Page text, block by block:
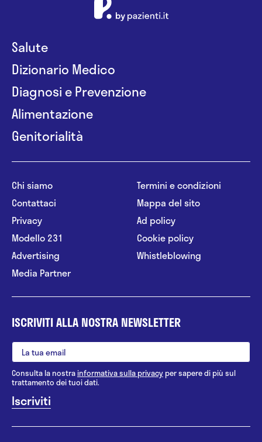
Salute
Dizionario Medico
Diagnosi e Prevenzione
Alimentazione
Genitorialità
Chi siamo
Contattaci
Privacy
Modello 231
Advertising
Media Partner
Termini e condizioni
Mappa del sito
Ad policy
Cookie policy
Whistleblowing
ISCRIVITI ALLA NOSTRA NEWSLETTER
Consulta la nostrainformativa sulla privacy per sapere di più sul
trattamento dei tuoi dati.